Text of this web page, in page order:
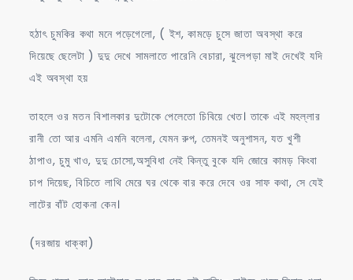
হঠাৎ চুমকির কথা মনে পড়েগেলো, ( ইশ, কামড়ে চুসে জাতা অবস্থা করে
দিয়েছে ছেলেটা ) দুদু দেখে সামলাতে পারেনি বেচারা, ঝুলেপড়া মাই দেখেই যদি
এই অবস্থা হয়
তাহলে ওর মতন বিশালকার দুটোকে পেলেতো চিবিয়ে খেত। তাকে এই মহল্লার
রানী তো আর এমনি এমনি বলেনা, যেমন রুপ, তেমনই অনুশাসন, যত খুশী
ঠাপাও, চুমু খাও, দুদু চোসো,অসুবিধা নেই কিন্তু বুকে যদি জোরে কামড় কিংবা
চাপ দিয়েছ, বিচিতে লাথি মেরে ঘর থেকে বার করে দেবে ওর সাফ কথা, সে যেই
লাটের বাঁট হোকনা কেন।
(দরজায় ধাক্কা)